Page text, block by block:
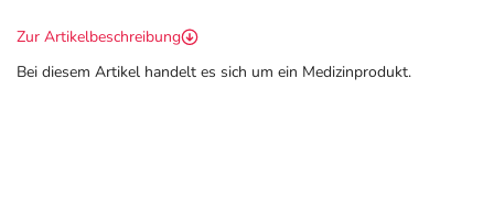
Zur Artikelbeschreibung
Bei diesem Artikel handelt es sich um ein Medizinprodukt.